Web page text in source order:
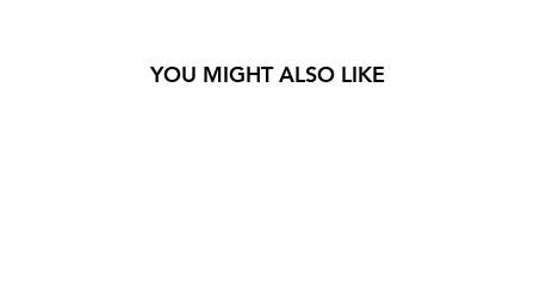
YOU MIGHT ALSO LIKE